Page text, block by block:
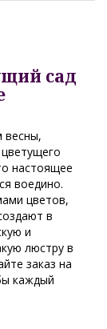
сад
весны,
настоящее
воедино.
цветов,
в
и
люстру в
заказ на
каждый